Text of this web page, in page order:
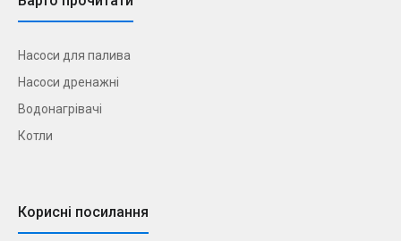
Насоси для палива
Насоси дренажні
Водонагрівачі
Котли
Корисні посилання